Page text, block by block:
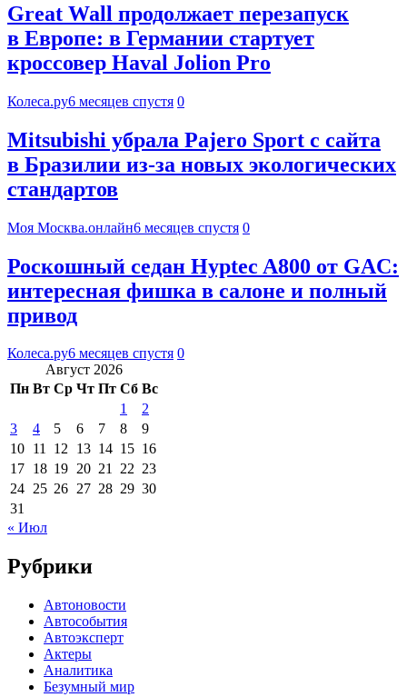
Great Wall продолжает перезапуск
в Европе: в Германии стартует
кроссовер Haval Jolion Pro
Колеса.ру6 месяцев спустя 0
Mitsubishi убрала Pajero Sport с сайта
в Бразилии из-за новых экологических
стандартов
Моя Москва.онлайн6 месяцев спустя 0
Роскошный седан Hyptec A800 от GAC:
интересная фишка в салоне и полный
привод
Колеса.ру6 месяцев спустя 0
Август 2026
Пн Вт Ср Чт Пт Сб Вс
1
2
3
4 5 6 7 8
9
10 11 12 13 14 15 16
17 18 19 20 21 22 23
24 25 26 27 28 29 30
31
« Июл
Рубрики
Автоновости
Автособытия
Автоэксперт
Актеры
Аналитика
Безумный мир